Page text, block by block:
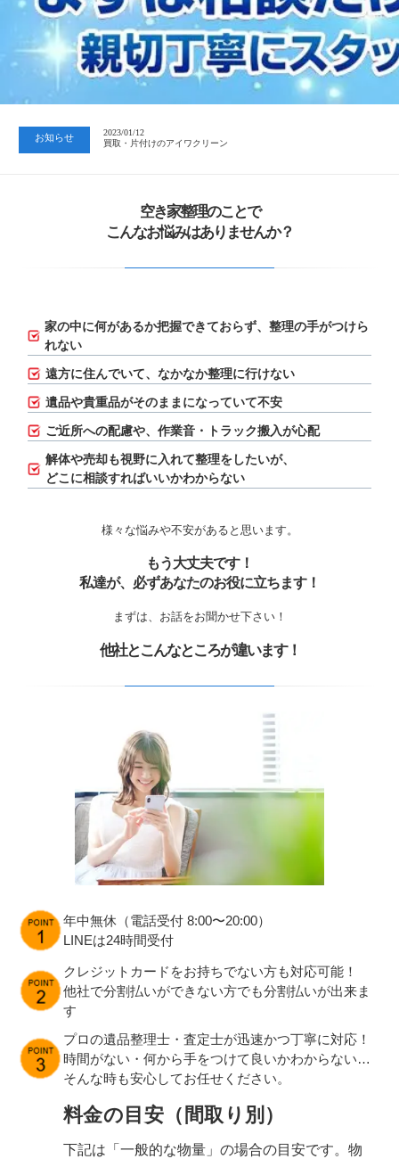
お知らせ
2023/01/12
買取・片付けのアイワクリーン
2023/07/24
中日新聞 岐阜版「空き家対策SOS」コーナーに掲載いただきまし…
2023/01/12
買取・片付けのアイワクリーン
空き家整理のことで
こんなお悩みはありませんか？
家の中に何があるか把握できておらず、 整理の手がつけら
れない
遠方に住んでいて、なかなか整理に行けない
遺品や貴重品がそのままになっていて不安
ご近所への配慮や、作業音・トラック搬入が心配
解体や売却も視野に入れて整理をしたいが、
どこに相談すればいいかわからない
様々な悩みや不安があると思います。
もう大丈夫です！
私達が、必ずあなたのお役に立ちます！
まずは、お話をお聞かせ下さい！
他社とこんなところが違います！
年中無休（電話受付 8:00〜20:00）
LINEは24時間受付
クレジットカードをお持ちでない方も対応可能！
他社で分割払いができない方でも分割払いが出来ま
す
プロの遺品整理士・査定士が迅速かつ丁寧に対応！
時間がない・何から手をつけて良いかわからない…
そんな時も安心してお任せください。
料金の目安（間取り別）
下記は「一般的な物量」の場合の目安です。物